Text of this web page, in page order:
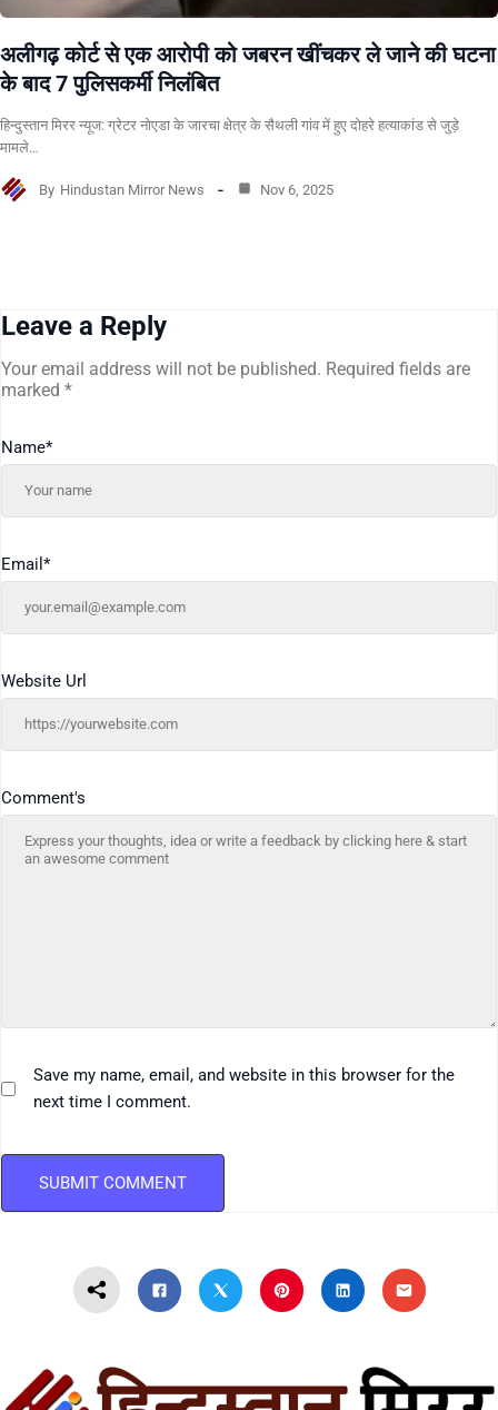
अलीगढ़ कोर्ट से एक आरोपी को जबरन खींचकर ले जाने की घटना
के बाद 7 पुलिसकर्मी निलंबित
हिन्दुस्तान मिरर न्यूज: ग्रेटर नोएडा के जारचा क्षेत्र के सैथली गांव में हुए दोहरे हत्याकांड से जुड़े
मामले…
By Hindustan Mirror News Nov 6, 2025
Leave a Reply
Your email address will not be published. Required fields are
marked *
Comment's
Name*
Email *
Website Url
Save my name, email, and website in this browser for the
next time I comment.